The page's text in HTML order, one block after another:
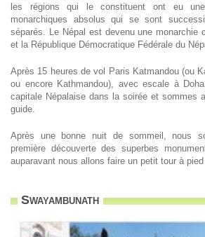
les régions qui le constituent ont eu
monarchiques absolus qui se sont
séparés. Le Népal est devenu une monarchie
et la République Démocratique Fédérale du
Après 15 heures de vol Paris Katmandou (ou
ou encore Kathmandou), avec escale à
capitale Népalaise dans la soirée et sommes
guide.
Après une bonne nuit de sommeil, nous
première découverte des superbes
auparavant nous allons faire un petit tour à pied
Swayambunath